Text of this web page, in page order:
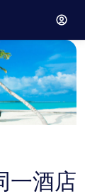
一酒店